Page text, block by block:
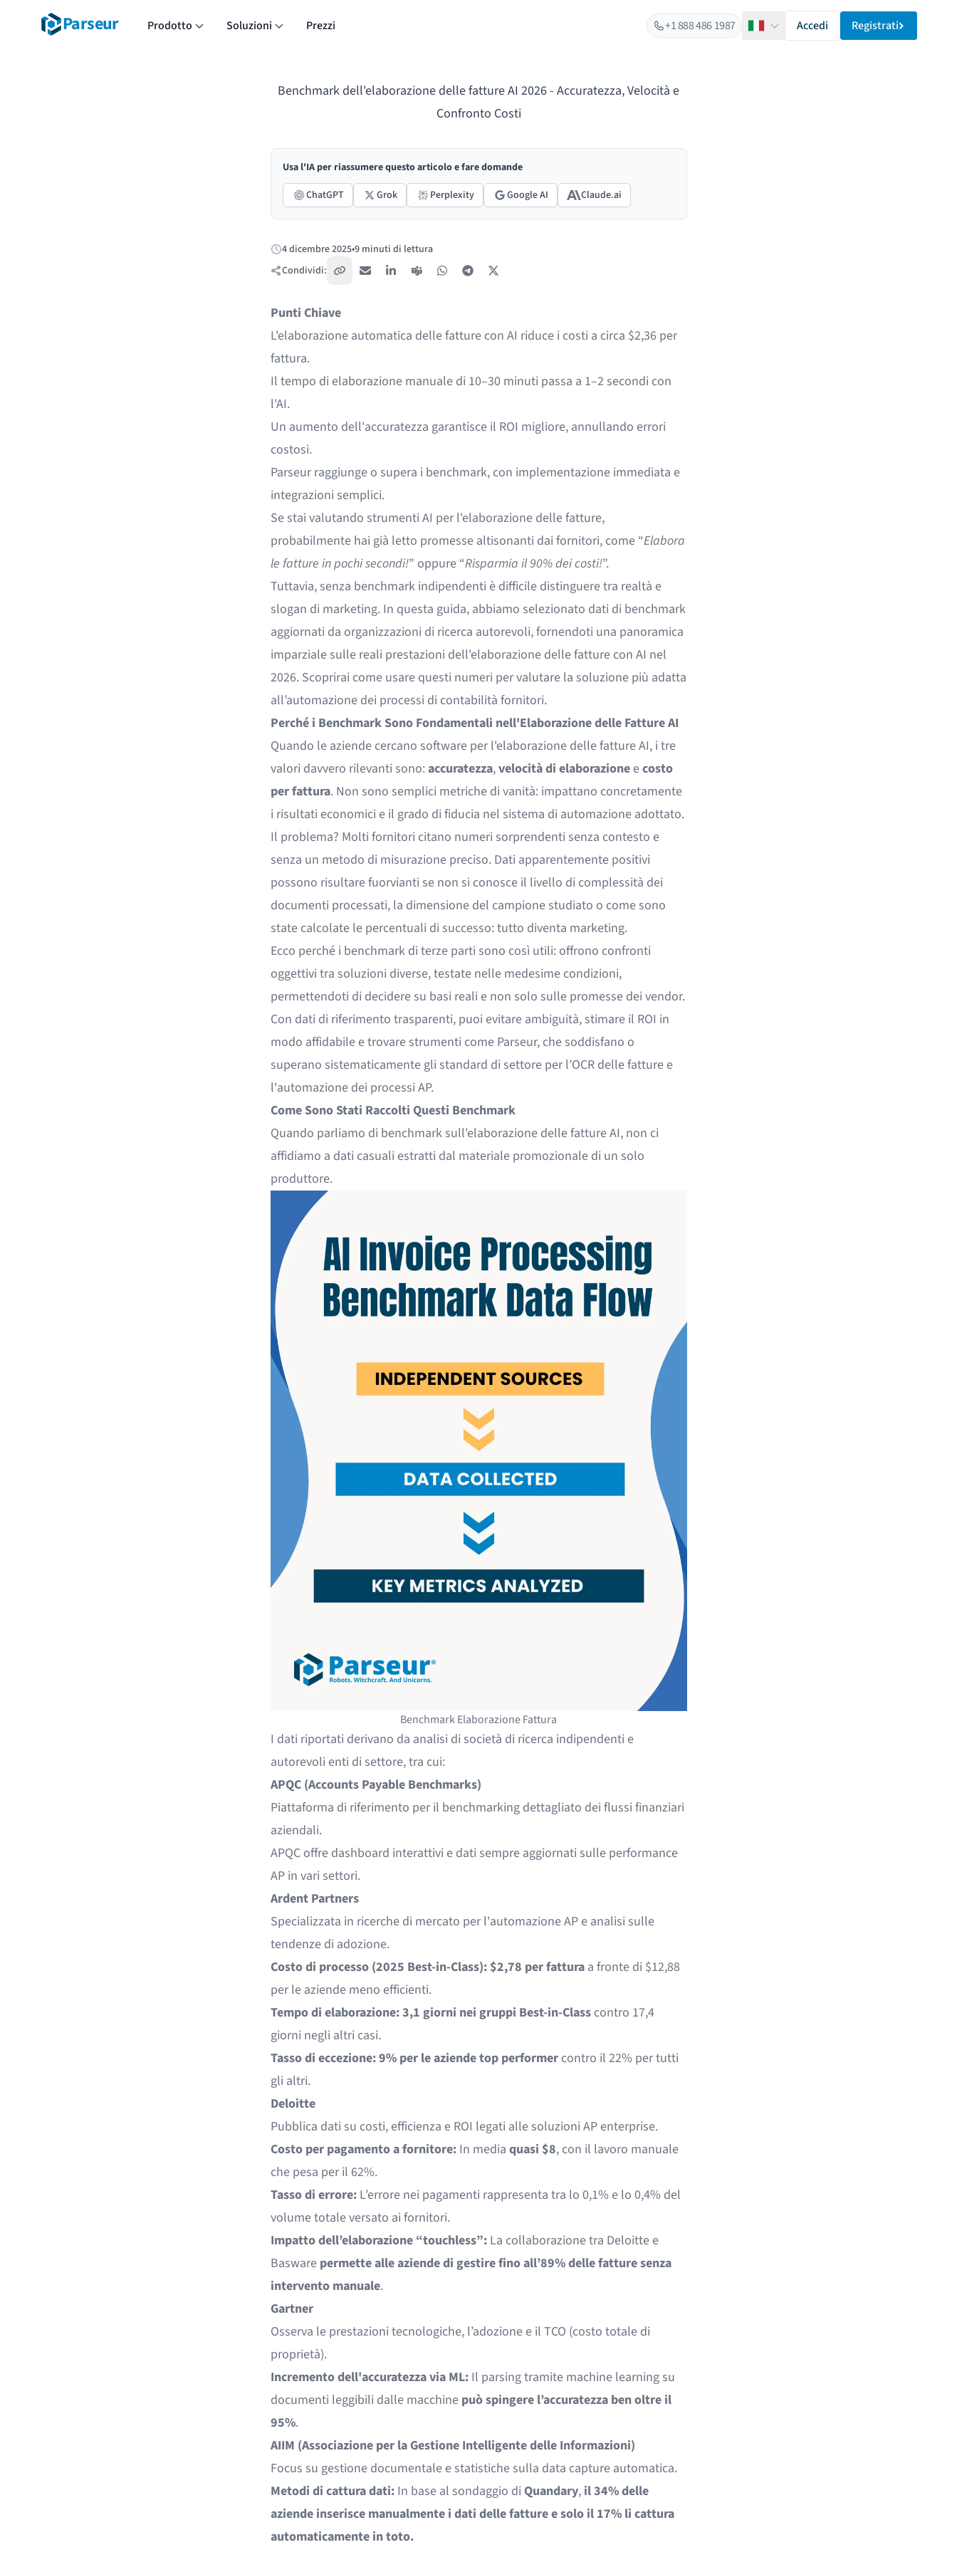
Parseur Prodotto Soluzioni Prezzi +1 888 486 1987 ItalianoAccedi Registrati
Benchmark dell'elaborazione delle fatture AI 2026 - Accuratezza, Velocità e
Confronto Costi
Usa l'IA per riassumere questo articolo e fare domande
ChatGPT
Grok Perplexity Google AI Claude.ai
Pubblicato:
4 dicembre 2025•9 minuti di lettura
Condividi:
Copia link
Email LinkedInTeams WhatsAppTelegram
Punti Chiave
L'elaborazione automatica delle fatture con AI riduce i costi a circa $2,36 per
fattura.
Il tempo di elaborazione manuale di 10–30 minuti passa a 1–2 secondi con
l'AI.
Un aumento dell'accuratezza garantisce il ROI migliore, annullando errori
costosi.
Parseur raggiunge o supera i benchmark, con implementazione immediata e
integrazioni semplici.
Se stai valutando strumenti AI per l'elaborazione delle fatture,
probabilmente hai già letto promesse altisonanti dai fornitori, come “Elabora
le fatture in pochi secondi!” oppure “Risparmia il 90% dei costi!”.
Tuttavia, senza benchmark indipendenti è difficile distinguere tra realtà e
slogan di marketing. In questa guida, abbiamo selezionato dati di benchmark
aggiornati da organizzazioni di ricerca autorevoli, fornendoti una panoramica
imparziale sulle reali prestazioni dell'elaborazione delle fatture con AI nel
2026. Scoprirai come usare questi numeri per valutare la soluzione più adatta
all’automazione dei processi di contabilità fornitori.
Perché i Benchmark Sono Fondamentali nell'Elaborazione delle Fatture AI
Quando le aziende cercano software per l'elaborazione delle fatture AI, i tre
valori davvero rilevanti sono:accuratezza,velocità di elaborazioneecosto
per fattura. Non sono semplici metriche di vanità: impattano concretamente
i risultati economici e il grado di fiducia nel sistema di automazione adottato.
Il problema? Molti fornitori citano numeri sorprendenti senza contesto e
senza un metodo di misurazione preciso. Dati apparentemente positivi
possono risultare fuorvianti se non si conosce il livello di complessità dei
documenti processati, la dimensione del campione studiato o come sono
state calcolate le percentuali di successo: tutto diventa marketing.
Ecco perché i benchmark di terze parti sono così utili: offrono confronti
oggettivi tra soluzioni diverse, testate nelle medesime condizioni,
permettendoti di decidere su basi reali e non solo sulle promesse dei vendor.
Con dati di riferimento trasparenti, puoi evitare ambiguità, stimare il ROI in
modo affidabile e trovare strumenti come Parseur, che soddisfano o
superano sistematicamente gli standard di settore per l’OCR delle fatture e
l'automazione dei processi AP.
Come Sono Stati Raccolti Questi Benchmark
Quando parliamo di benchmark sull'elaborazione delle fatture AI, non ci
affidiamo a dati casuali estratti dal materiale promozionale di un solo
produttore.
Benchmark Elaborazione Fattura
I dati riportati derivano da analisi di società di ricerca indipendenti e
autorevoli enti di settore, tra cui:
APQC (Accounts Payable Benchmarks)
Piattaforma di riferimento per il benchmarking dettagliato dei flussi finanziari
aziendali.
APQC offre dashboard interattivi e dati sempre aggiornati sulle performance
AP in vari settori.
Ardent Partners
Specializzata in ricerche di mercato per l'automazione AP e analisi sulle
tendenze di adozione.
Costo di processo (2025 Best-in-Class): $2,78 per fatturaa fronte di $12,88
per le aziende meno efficienti.
Tempo di elaborazione:3,1 giorni nei gruppi Best-in-Classcontro 17,4
giorni negli altri casi.
Tasso di eccezione:9% per le aziende top performercontro il 22% per tutti
gli altri.
Deloitte
Pubblica dati su costi, efficienza e ROI legati alle soluzioni AP enterprise.
Costo per pagamento a fornitore:In media quasi $8, con il lavoro manuale
che pesa per il 62%.
Tasso di errore: L’errore nei pagamenti rappresenta tra lo 0,1% e lo 0,4%del
volume totale versato ai fornitori.
Impatto dell’elaborazione “touchless”:La collaborazione tra Deloitte e
Basware permette alle aziende di gestire fino all’89% delle fatture senza
intervento manuale.
Gartner
Osserva le prestazioni tecnologiche, l’adozione e il TCO (costo totale di
proprietà).
Incremento dell'accuratezza via ML:Il parsing tramite machine learning su
documenti leggibili dalle macchine può spingere l’accuratezza ben oltre il
95%.
AIIM (Associazione per la Gestione Intelligente delle Informazioni)
Focus su gestione documentale e statistiche sulla data capture automatica.
Metodi di cattura dati:In base al sondaggio di Quandary, il 34% delle
aziende inserisce manualmente i dati delle fatture e solo il 17% li cattura
automaticamente in toto.